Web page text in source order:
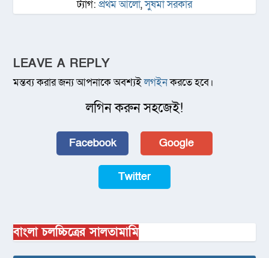
ট্যাগ: প্রথম আলো,সুষমা সরকার
LEAVE A REPLY
মন্তব্য করার জন্য আপনাকে অবশ্যইলগইনকরতে হবে।
লগিন করুন সহজেই!
Facebook Google
Twitter
বাংলা চলচ্চিত্রের সালতামামি